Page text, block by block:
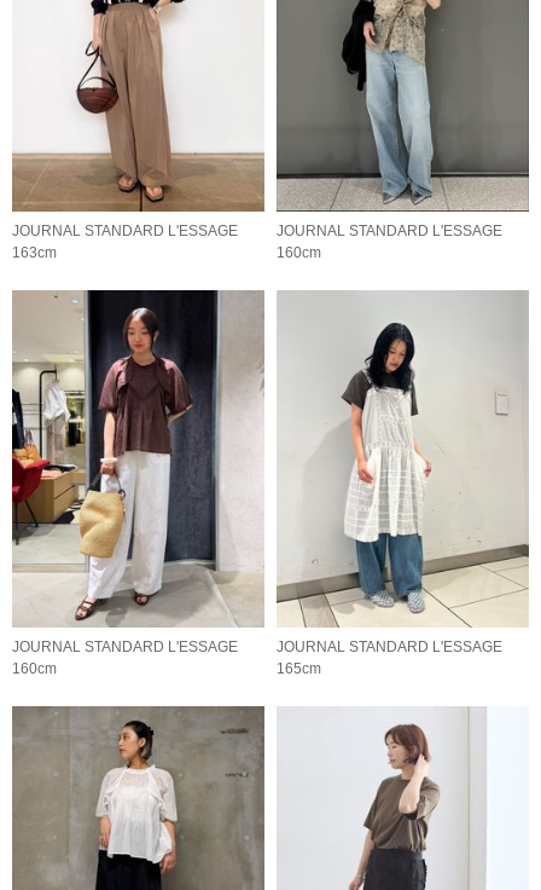
JOURNAL STANDARD L'ESSAGE
163cm
JOURNAL STANDARD L'ESSAGE
160cm
JOURNAL STANDARD L'ESSAGE
160cm
JOURNAL STANDARD L'ESSAGE
165cm